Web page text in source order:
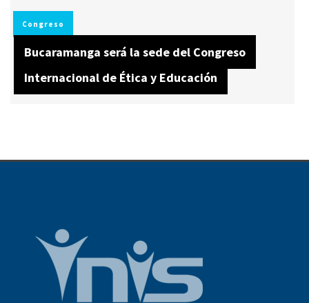
Congreso
Bucaramanga será la sede del Congreso
Internacional de Ética y Educación